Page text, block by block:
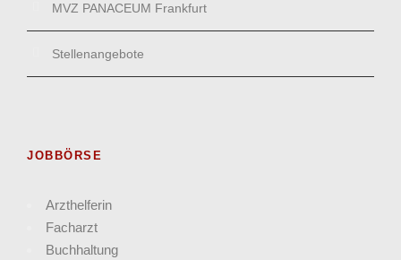
MVZ PANACEUM Frankfurt
Stellenangebote
JOBBÖRSE
Arzthelferin
Facharzt
Buchhaltung